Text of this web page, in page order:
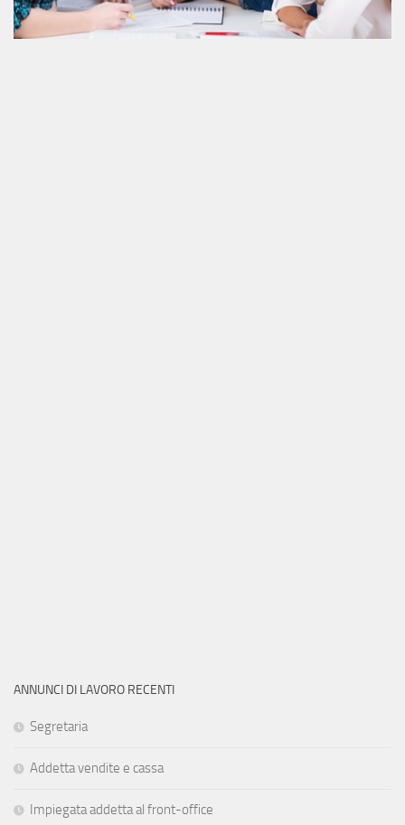
ANNUNCI DI LAVORO RECENTI
Segretaria
Addetta vendite e cassa
Impiegata addetta al front-office